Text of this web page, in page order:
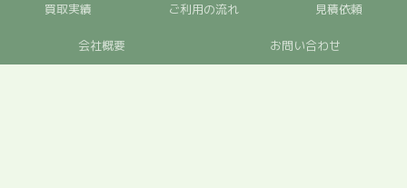
買取実績 ご利用の流れ 見積依頼
会社概要 お問い合わせ